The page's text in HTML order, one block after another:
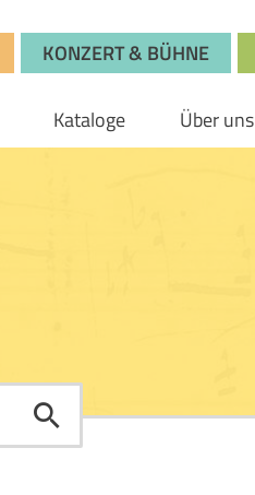
KONZERT & BÜHNE
Kataloge Über uns